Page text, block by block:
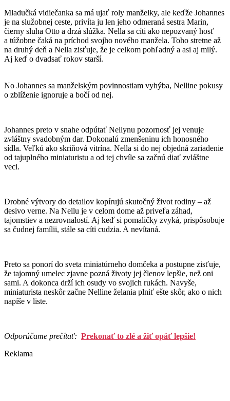
Mladučká vidiečanka sa má ujať roly manželky, ale keďže Johannes
je na služobnej ceste, privíta ju len jeho odmeraná sestra Marin,
čierny sluha Otto a drzá slúžka. Nella sa cíti ako nepozvaný hosť
a túžobne čaká na príchod svojho nového manžela. Toho stretne až
na druhý deň a Nella zisťuje, že je celkom pohľadný a asi aj milý.
Aj keď o dvadsať rokov starší.
No Johannes sa manželským povinnostiam vyhýba, Nelline pokusy
o zblíženie ignoruje a bočí od nej.
Johannes preto v snahe odpútať Nellynu pozornosť jej venuje
zvláštny svadobným dar. Dokonalú zmenšeninu ich honosného
sídla. Veľkú ako skriňová vitrína. Nella si do nej objedná zariadenie
od tajuplného miniaturistu a od tej chvíle sa začnú diať zvláštne
veci.
Drobné výtvory do detailov kopírujú skutočný život rodiny – až
desivo verne. Na Nellu je v celom dome až priveľa záhad,
tajomstiev a nezrovnalostí. Aj keď si pomaličky zvyká, prispôsobuje
sa čudnej famílii, stále sa cíti cudzia. A nevítaná.
Preto sa ponorí do sveta miniatúrneho domčeka a postupne zisťuje,
že tajomný umelec zjavne pozná životy jej členov lepšie, než oni
sami. A dokonca drží ich osudy vo svojich rukách. Navyše,
miniaturista neskôr začne Nelline želania plniť ešte skôr, ako o nich
napíše v liste.
Odporúčame prečítať: Prekonať to zlé a žiť opäť lepšie!
Reklama